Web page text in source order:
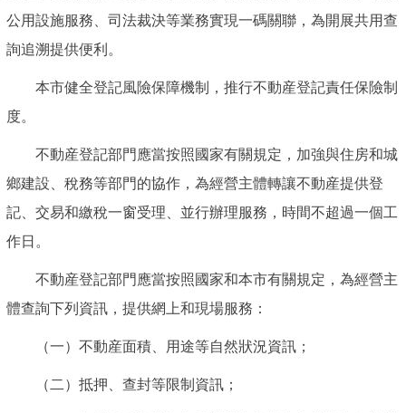
公用設施服務、司法裁決等業務實現一碼關聯，為開展共用查
詢追溯提供便利。
本市健全登記風險保障機制，推行不動産登記責任保險制
度。
不動産登記部門應當按照國家有關規定，加強與住房和城
鄉建設、稅務等部門的協作，為經營主體轉讓不動産提供登
記、交易和繳稅一窗受理、並行辦理服務，時間不超過一個工
作日。
不動産登記部門應當按照國家和本市有關規定，為經營主
體查詢下列資訊，提供網上和現場服務：
（一）不動産面積、用途等自然狀況資訊；
（二）抵押、查封等限制資訊；